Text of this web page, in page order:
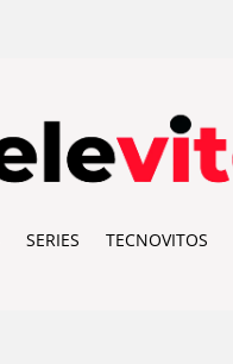
SERIES TECNOVITOS